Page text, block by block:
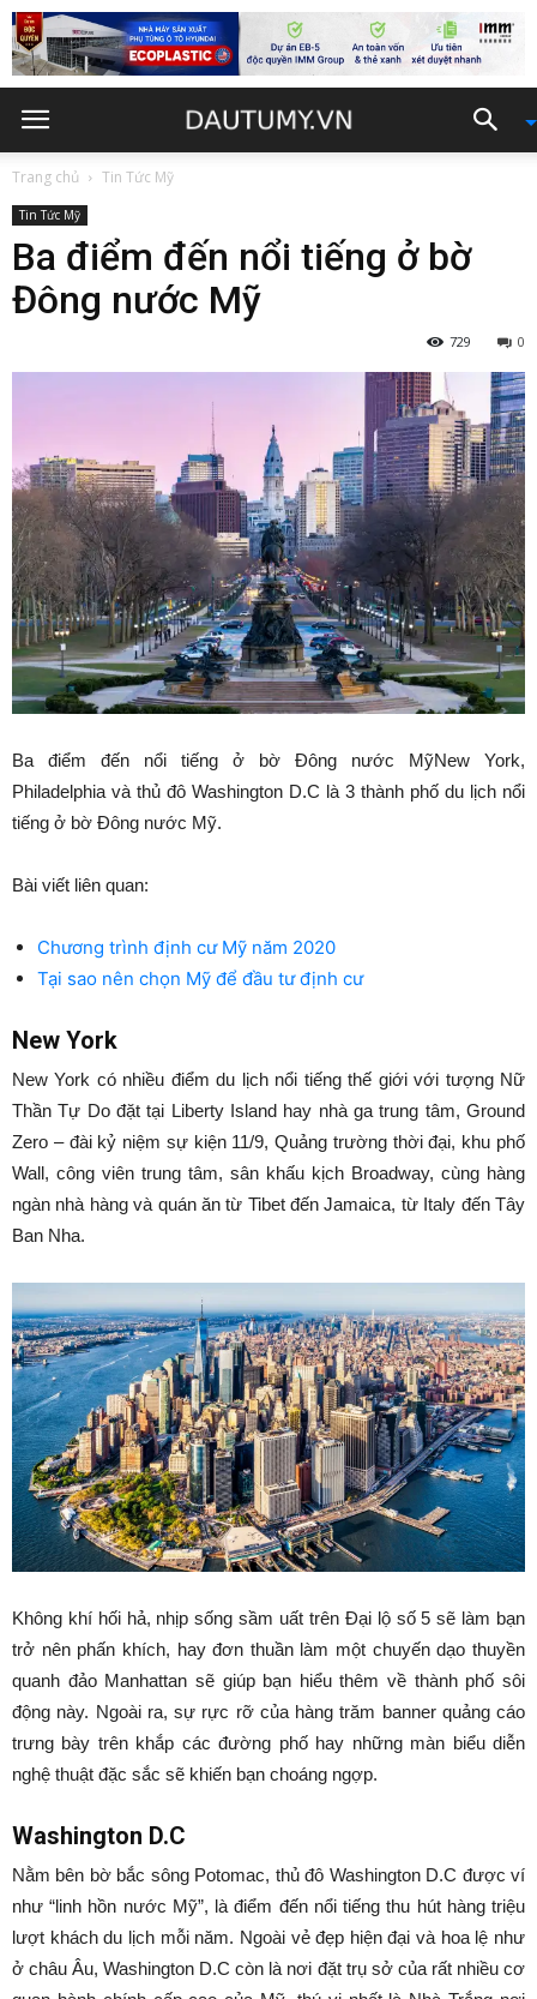
Trang chủ Tin Tức Mỹ
Tin Tức Mỹ
Ba điểm đến nổi tiếng ở bờ
Đông nước Mỹ
0
729
Ba điểm đến nổi tiếng ở bờ Đông nước MỹNew York,
Philadelphia và thủ đô Washington D.C là 3 thành phố du lịch nổi
tiếng ở bờ Đông nước Mỹ.
Bài viết liên quan:
Chương trình định cư Mỹ năm 2020
Tại sao nên chọn Mỹ để đầu tư định cư
New York
New York có nhiều điểm du lịch nổi tiếng thế giới với tượng Nữ
Thần Tự Do đặt tại Liberty Island hay nhà ga trung tâm, Ground
Zero – đài kỷ niệm sự kiện 11/9, Quảng trường thời đại, khu phố
Wall, công viên trung tâm, sân khấu kịch Broadway, cùng hàng
ngàn nhà hàng và quán ăn từ Tibet đến Jamaica, từ Italy đến Tây
Ban Nha.
Không khí hối hả, nhịp sống sầm uất trên Đại lộ số 5 sẽ làm bạn
trở nên phấn khích, hay đơn thuần làm một chuyến dạo thuyền
quanh đảo Manhattan sẽ giúp bạn hiểu thêm về thành phố sôi
động này. Ngoài ra, sự rực rỡ của hàng trăm banner quảng cáo
trưng bày trên khắp các đường phố hay những màn biểu diễn
nghệ thuật đặc sắc sẽ khiến bạn choáng ngợp.
Washington D.C
Nằm bên bờ bắc sông Potomac, thủ đô Washington D.C được ví
như “linh hồn nước Mỹ”, là điểm đến nổi tiếng thu hút hàng triệu
lượt khách du lịch mỗi năm. Ngoài vẻ đẹp hiện đại và hoa lệ như
ở châu Âu, Washington D.C còn là nơi đặt trụ sở của rất nhiều cơ